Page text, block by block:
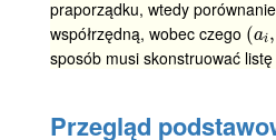
praporządku, wtedy
współrzędną, wobec czego (ai ,
(ai,i)
sposób musi skonstruować
Przegląd